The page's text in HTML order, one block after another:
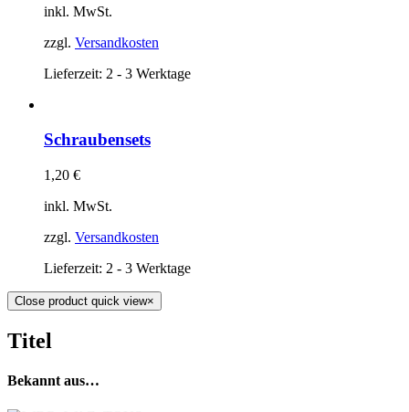
inkl. MwSt.
zzgl. Versandkosten
Lieferzeit: 2 - 3 Werktage
Schraubensets
1,20 €
inkl. MwSt.
zzgl. Versandkosten
Lieferzeit: 2 - 3 Werktage
Close product quick view×
Titel
Bekannt aus…